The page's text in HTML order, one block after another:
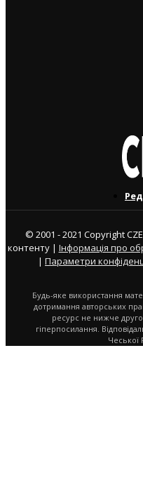
© 2001 - 2021 Copyright
контенту | Інформація про
| Параметри
Будь-яке використання
дотримання авторських
ресурс не нижче
гіперпосилання.
Чеської